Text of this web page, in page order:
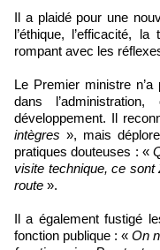
Il a plaidé pour une
l’éthique, l’efficacité,
rompant avec les
Le Premier ministre
dans
développement. Il
intègres », mais
pratiques douteuses : «
visite technique, ce sont
route ».
Il a également fustigé
fonction publique : «On